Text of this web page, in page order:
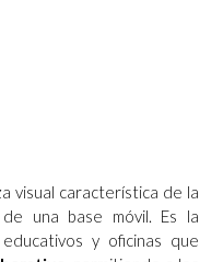
visual característica de la
una base móvil. Es la
y oficinas que